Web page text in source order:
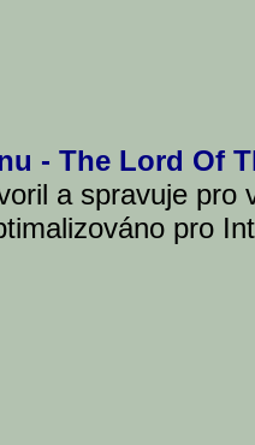
- The Lord Of
a spravuje pro
pro